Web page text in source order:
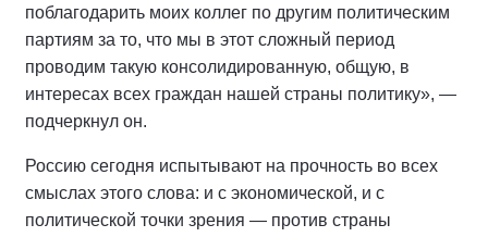
поблагодарить моих коллег по другим политическим
партиям за то, что мы в этот сложный период
проводим такую консолидированную, общую, в
интересах всех граждан нашей страны политику», —
подчеркнул он.
Россию сегодня испытывают на прочность во всех
смыслах этого слова: и с экономической, и с
политической точки зрения — против страны